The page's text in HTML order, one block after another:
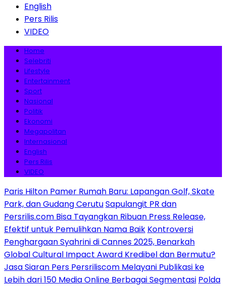
English
Pers Rilis
VIDEO
Home
Selebriti
Lifestyle
Entertainment
Sport
Nasional
Politik
Ekonomi
Megapolitan
Internasional
English
Pers Rilis
VIDEO
Paris Hilton Pamer Rumah Baru: Lapangan Golf, Skate
Park, dan Gudang CerutuSapulangit PR dan
Persrilis.com Bisa Tayangkan Ribuan Press Release,
Efektif untuk Pemulihkan Nama Baik Kontroversi
Penghargaan Syahrini di Cannes 2025, Benarkah
Global Cultural Impact Award Kredibel dan Bermutu?
Jasa Siaran Pers Persriliscom Melayani Publikasi ke
Lebih dari 150 Media Online Berbagai Segmentasi Polda